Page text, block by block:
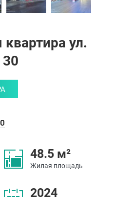
ул.
48.5 м²
Жилая площадь
2024